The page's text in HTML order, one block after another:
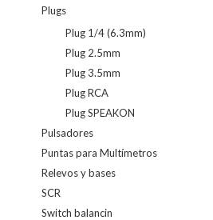
Plugs
Plug 1/4 (6.3mm)
Plug 2.5mm
Plug 3.5mm
Plug RCA
Plug SPEAKON
Pulsadores
Puntas para Multímetros
Relevos y bases
SCR
Switch balancin